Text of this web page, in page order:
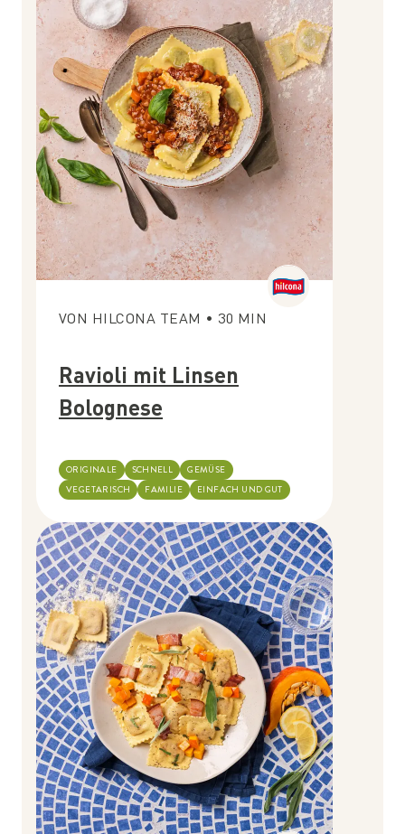
VON HILCONA TEAM • 30 MIN
Ravioli mit Linsen
Bolognese
ORIGINALE SCHNELL
GEMÜSE
VEGETARISCH
FAMILIE EINFACH UND GUT